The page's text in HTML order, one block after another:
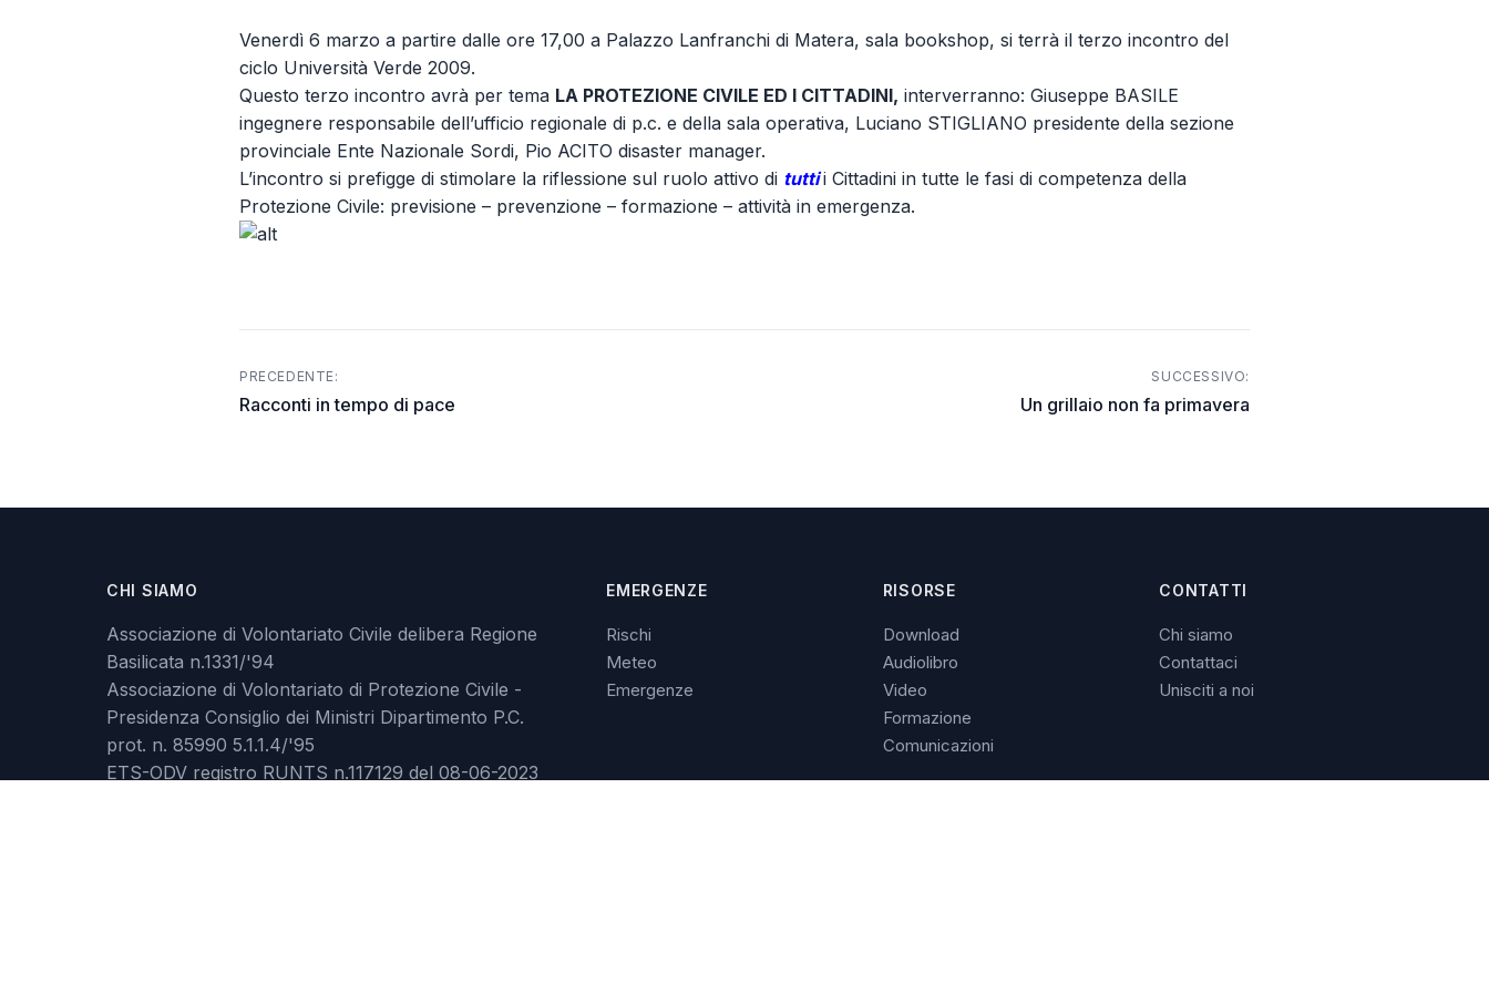
Venerdì 6 marzo a partire dalle ore 17,00 a Palazzo Lanfranchi di Matera, sala bookshop, si terrà il terzo incontro del
ciclo Università Verde 2009.
Questo terzo incontro avrà per tema LA PROTEZIONE CIVILE ED I CITTADINI, interverranno: Giuseppe BASILE
ingegnere responsabile dell’ufficio regionale di p.c. e della sala operativa, Luciano STIGLIANO presidente della sezione
provinciale Ente Nazionale Sordi, Pio ACITO disaster manager.
L’incontro si prefigge di stimolare la riflessione sul ruolo attivo di tutti i Cittadini in tutte le fasi di competenza della
Protezione Civile: previsione – prevenzione – formazione – attività in emergenza.
Post
PRECEDENTE:
Racconti in tempo di pace
SUCCESSIVO:
Un grillaio non fa primavera
CHI SIAMO
Associazione di Volontariato Civile delibera Regione
Basilicata n.1331/'94
Associazione di Volontariato di Protezione Civile -
Presidenza Consiglio dei Ministri Dipartimento P.C.
prot. n. 85990 5.1.1.4/'95
ETS-ODV registro RUNTS n.117129 del 08-06-2023
EMERGENZE
Rischi
Meteo
Emergenze
RISORSE
Download
Audiolibro
Video
Formazione
Comunicazioni
CONTATTI
Chi siamo
Contattaci
Unisciti a noi